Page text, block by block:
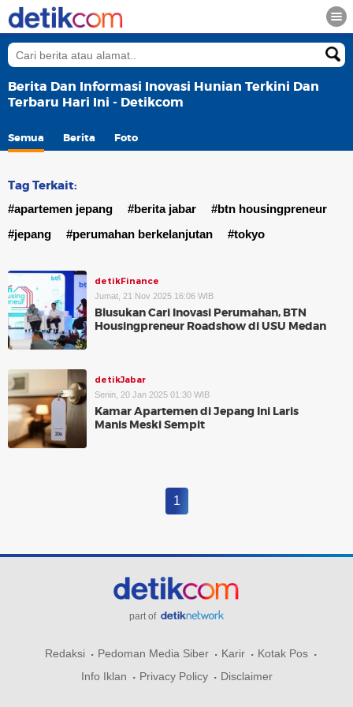
Berita Dan Informasi Inovasi Hunian Terkini Dan
Terbaru Hari Ini - Detikcom
Semua Berita Foto
Tag Terkait:
#apartemen jepang #berita jabar
#btn housingpreneur
#jepang
#perumahan berkelanjutan #tokyo
detikFinance
Jumat, 21 Nov 2025 16:06 WIB
Blusukan Cari Inovasi Perumahan, BTN
Housingpreneur Roadshow di USU Medan
detikJabar
Senin, 20 Jan 2025 01:30 WIB
Kamar Apartemen di Jepang Ini Laris
Manis Meski Sempit
1
part of
Redaksi Pedoman Media Siber Karir
Kotak Pos
Info Iklan
Privacy Policy Disclaimer